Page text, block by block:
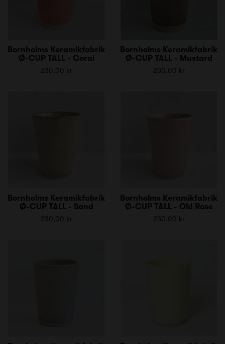
Bornholms Keramikfabrik
Ø-CUP TALL - Coral
230,00 kr
Bornholms Keramikfabrik
Ø-CUP TALL - Mustard
230,00 kr
Bornholms Keramikfabrik
Ø-CUP TALL - Sand
230,00 kr
Bornholms Keramikfabrik
Ø-CUP TALL - Old Rose
230,00 kr